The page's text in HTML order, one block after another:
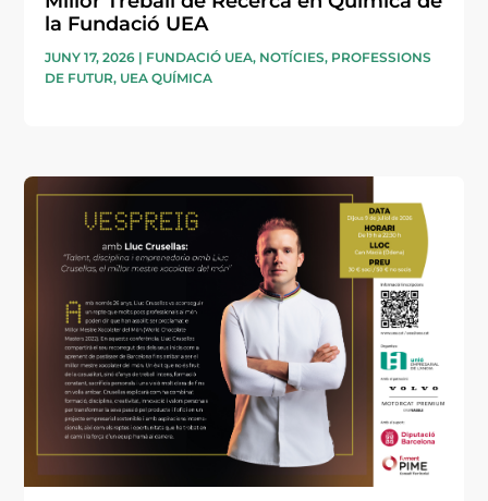
la Fundació UEA
JUNY 17, 2026 | FUNDACIÓ UEA, NOTÍCIES, PROFESSIONS
DE FUTUR, UEA QUÍMICA